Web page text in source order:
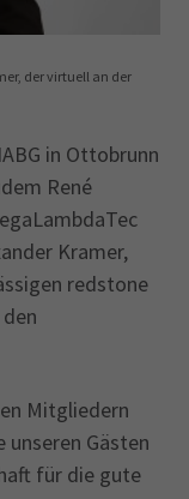
der virtuell an der
in Ottobrunn
René
Kramer,
redstone
Mitgliedern
unseren Gästen
für die gute